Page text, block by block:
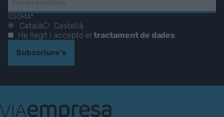
IDIOMA*
Català
Castellà
He llegit i accepto eltractament de dades.
Subscriure's